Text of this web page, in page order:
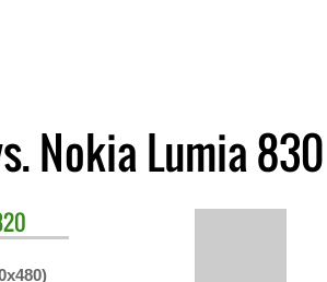
Nokia Lumia 830